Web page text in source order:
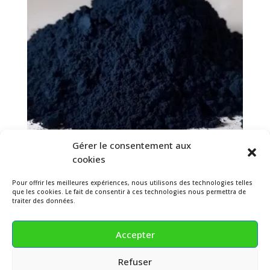
Gérer le consentement aux
cookies
Pour offrir les meilleures expériences, nous utilisons des technologies telles
que les cookies. Le fait de consentir à ces technologies nous permettra de
traiter des données.
Accepter
Refuser
Indigo naturel de Renouée
(Polygonum)
35.00 €